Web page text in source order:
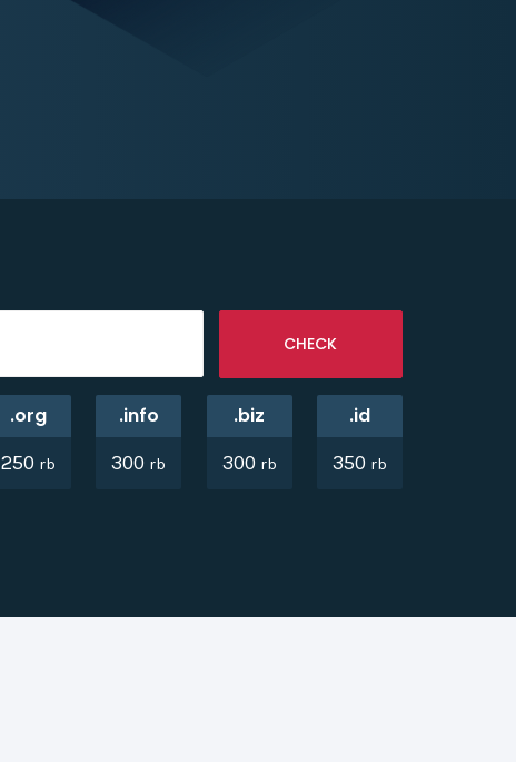
.org
250 rb
.info
300 rb
.biz
300 rb
.id
350 rb